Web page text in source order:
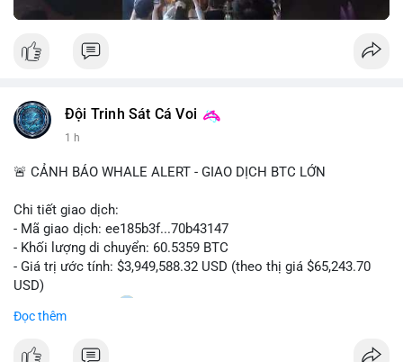
Đội Trinh Sát Cá Voi
1 h
🚨 CẢNH BÁO WHALE ALERT - GIAO DỊCH BTC LỚN
Chi tiết giao dịch:
- Mã giao dịch: ee185b3f...70b43147
- Khối lượng di chuyển: 60.5359 BTC
- Giá trị ước tính: $3,949,588.32 USD (theo thị giá $65,243.70
USD)
- Thời gian: 15:20
Nhận định phân tích:
Đọc thêm